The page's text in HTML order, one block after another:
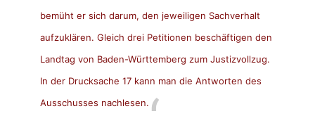
bemüht er sich darum, den jeweiligen Sachverhalt
aufzuklären. Gleich drei Petitionen beschäftigen den
Landtag von Baden-Württemberg zum Justizvollzug.
In der Drucksache 17 kann man die Antworten des
Ausschusses nachlesen.